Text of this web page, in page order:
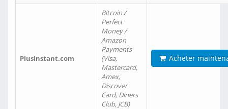
PlusInstant.com
Bitcoin /
Perfect
Money /
Amazon
Payments
(Visa,
Mastercard,
Amex,
Discover
Card, Diners
Club, JCB)
Acheter